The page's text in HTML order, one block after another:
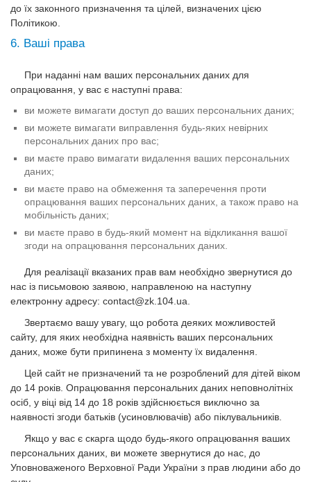
до їх законного призначення та цілей, визначених цією
Політикою.
6. Ваші права
При наданні нам ваших персональних даних для
опрацювання, у вас є наступні права:
ви можете вимагати доступ до ваших персональних даних;
ви можете вимагати виправлення будь-яких невірних
персональних даних про вас;
ви маєте право вимагати видалення ваших персональних
даних;
ви маєте право на обмеження та заперечення проти
опрацювання ваших персональних даних, а також право на
мобільність даних;
ви маєте право в будь-який момент на відкликання вашої
згоди на опрацювання персональних даних.
Для реалізації вказаних прав вам необхідно звернутися до
нас із письмовою заявою, направленою на наступну
електронну адресу: contact@zk.104.ua
Звертаємо вашу увагу, що робота деяких можливостей
сайту, для яких необхідна наявність ваших персональних
даних, може бути припинена з моменту їх видалення.
Цей сайт не призначений та не розроблений для дітей віком
до 14 років. Опрацювання персональних даних неповнолітніх
осіб, у віці від 14 до 18 років здійснюється виключно за
наявності згоди батьків (усиновлювачів) або піклувальників.
Якщо у вас є скарга щодо будь-якого опрацювання ваших
персональних даних, ви можете звернутися до нас, до
Уповноваженого Верховної Ради України з прав людини або до